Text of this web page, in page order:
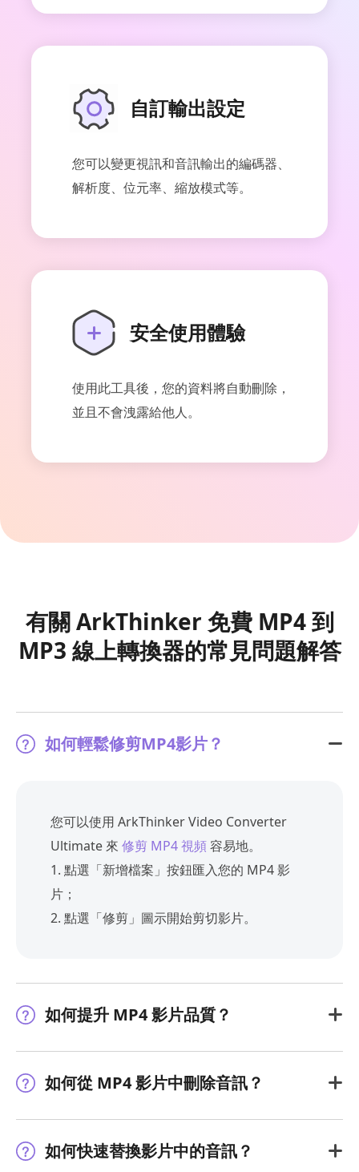
自訂輸出設定
您可以變更視訊和音訊輸出的編碼器、
解析度、位元率、縮放模式等。
安全使用體驗
使用此工具後，您的資料將自動刪除，
並且不會洩露給他人。
有關 ArkThinker 免費 MP4 到
MP3 線上轉換器的常見問題解答
如何輕鬆修剪MP4影片？
您可以使用 ArkThinker Video Converter
Ultimate 來 修剪 MP4 視頻容易地。
1. 點選「新增檔案」按鈕匯入您的 MP4 影
片；
2. 點選「修剪」圖示開始剪切影片。
如何提升 MP4 影片品質？
如何從 MP4 影片中刪除音訊？
如何快速替換影片中的音訊？